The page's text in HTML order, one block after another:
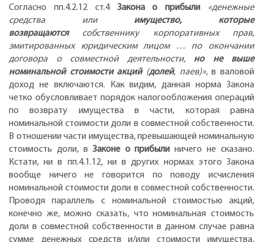
Согласно пп.4.2.12 ст.4 Закона о прибыли
«денежные
средства или имущество, которые
возвращаютсясобственнику корпоративных прав,
эмитированных юридическим лицом … по окончании
договора о совместной деятельности,но не выше
номинальной стоимости акций (долей, паев)», в валовой
доход не включаются. Как видим, данная норма Закона
четко обусловливает порядок налогообложения операций
по возврату имущества в части, которая равна
номинальной стоимости доли в совместной собственности.
В отношении части имущества, превышающей номинальную
стоимость доли, в Законе о прибыли ничего не сказано.
Кстати, ни в пп.4.1.12, ни в других нормах этого Закона
вообще ничего не говорится по поводу исчисления
номинальной стоимости доли в совместной собственности.
Проводя параллель с номинальной стоимостью акций,
конечно же, можно сказать, что номинальная стоимость
доли в совместной собственности в данном случае равна
сумме денежных средств и/или стоимости имущества,